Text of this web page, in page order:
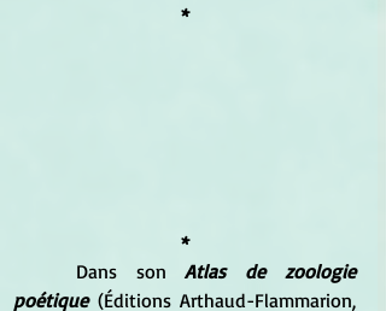
*
*
	Dans son
Atlas de zoologie
poétique (Éditions Arthaud-Flammarion,